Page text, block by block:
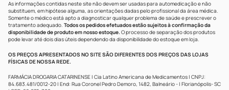
As informações contidas neste site não devem ser usadas para automedicação e não
substituem, em hipótese alguma, as orientações dadas pelo profissional da área médica.
Somente o médico está apto a diagnosticar qualquer problema de saúde e prescrever o
tratamento adequado. Todos os pedidos efetuados estão sujeitos à confirmação da
disponibilidade de produto em nosso estoque.O processo de separação dos produtos
pode levar até dois dias úteis dependendo da disponibilidade do estoque em loja.
OS PREÇOS APRESENTADOS NO SITE SÃO DIFERENTES DOS PREÇOS DAS LOJAS
FÍSICAS DE NOSSA REDE.
FARMÁCIA DROGARIA CATARINENSE | Cia Latino Americana de Medicamentos | CNPJ:
84.683.481/0012-20 | End: Rua Coronel Pedro Demoro, 1482, Balneário - | Florianópolis- SC